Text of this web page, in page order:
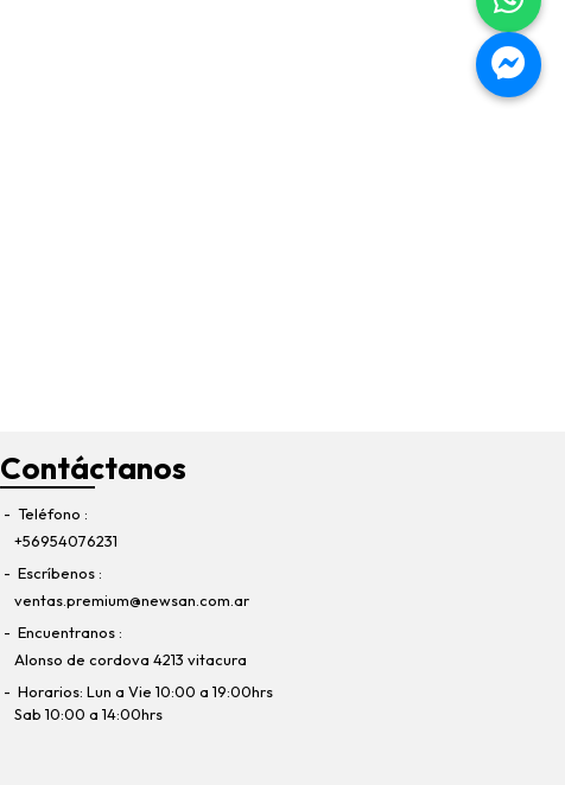
Contáctanos
Teléfono
+56954076231
Escríbenos
ventas.premium@newsan.com.ar
Encuentranos
Alonso de cordova 4213 vitacura
Horarios: Lun a Vie 10:00 a 19:00hrs
Sab 10:00 a 14:00hrs